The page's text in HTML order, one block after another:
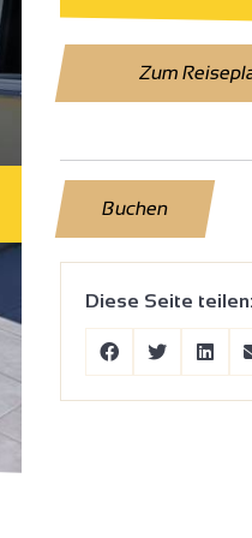
Zum
Buchen
Diese Seite teilen: